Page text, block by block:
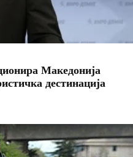
Македонија
дестинација